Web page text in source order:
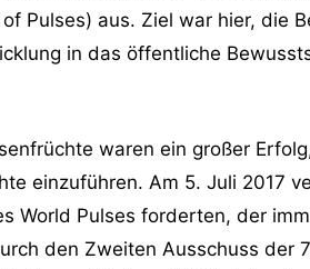
Pulses) aus. Ziel war hier, die
in das öffentliche
waren ein großer
einzuführen. Am 5. Juli 2017
World Pulses forderten, der
den Zweiten Ausschuss der